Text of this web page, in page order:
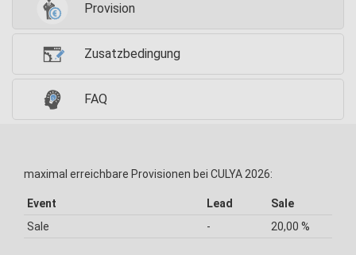
Provision
Zusatzbedingung
FAQ
maximal erreichbare Provisionen bei CULYA 2026:
Event Lead
Sale
Sale
- 20,00 %